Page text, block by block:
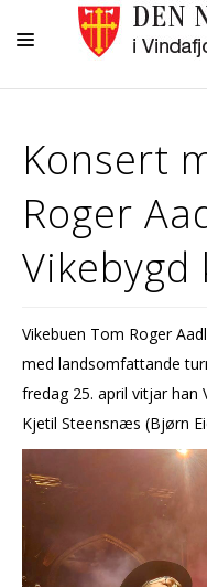
KONFIRMASJON
VIGSEL
GRAVFERD
BORN OG UNGDOM
KYRKJENE
KONTAKT
RÅD OG UTVAL
Konsert
Roger
Vikebygd
Vikebuen Tom Roger
med landsomfattande
fredag 25. april vitjar han
Kjetil Steensnæs (Bjørn